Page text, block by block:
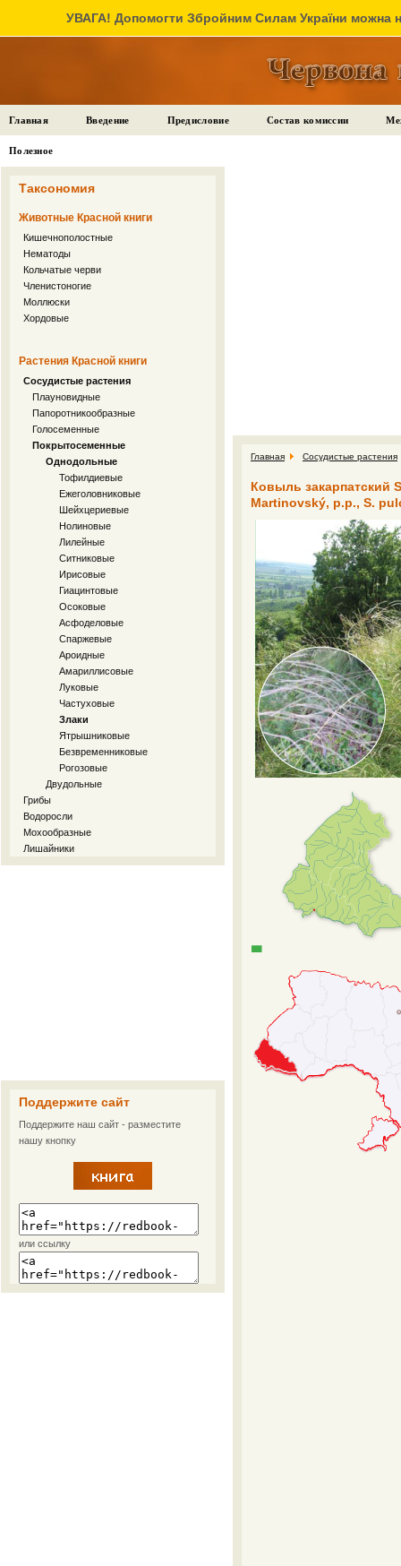
УВАГА! Допомогти Збройним Силам України можна
Главная Введение Предисловие Состав комиссии
Полезное
Таксономия
Животные Красной книги
Кишечнополостные
Нематоды
Кольчатые черви
Членистоногие
Моллюски
Хордовые
Растения Красной книги
Сосудистые растения
Плауновидные
Папоротникообразные
Голосеменные
Покрытосеменные
Однодольные
Тофилдиевые
Ежеголовниковые
Шейхцериевые
Нолиновые
Лилейные
Ситниковые
Ирисовые
Гиацинтовые
Осоковые
Асфоделовые
Спаржевые
Ароидные
Амариллисовые
Луковые
Частуховые
Злаки
Ятрышниковые
Безвременниковые
Рогозовые
Двудольные
Грибы
Водоросли
Мохообразные
Лишайники
Поддержите сайт
Поддержите наш сайт - разместите
нашу кнопку
или ссылку
Главная Сосудистые растения
Ковыль закарпатский
Martinovský, p.p., S.